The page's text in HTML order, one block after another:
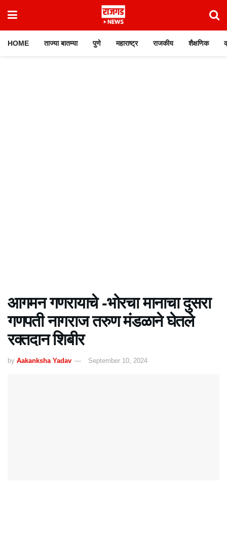
HOME ताज्या बातम्या पुणे महाराष्ट्र राजकीय शैक्षणिक
आगमन गणरायाचे -भोरचा मानाचा दुसरा
गणपती नागराज तरुण मंडळाने घेतले
रक्तदान शिबीर
by Aakanksha Yadav September 10, 2024